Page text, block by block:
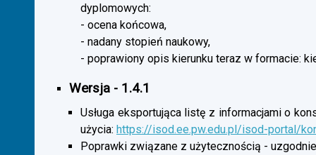
dyplomowych:
- ocena końcowa,
- nadany stopień naukowy,
- poprawiony opis kierunku teraz w formacie:
Wersja - 1.4.1
Usługa eksportująca listę z informacjami o
użycia: https://isod.ee.pw.edu.pl/isod-portal/
Poprawki związane z użytecznością -